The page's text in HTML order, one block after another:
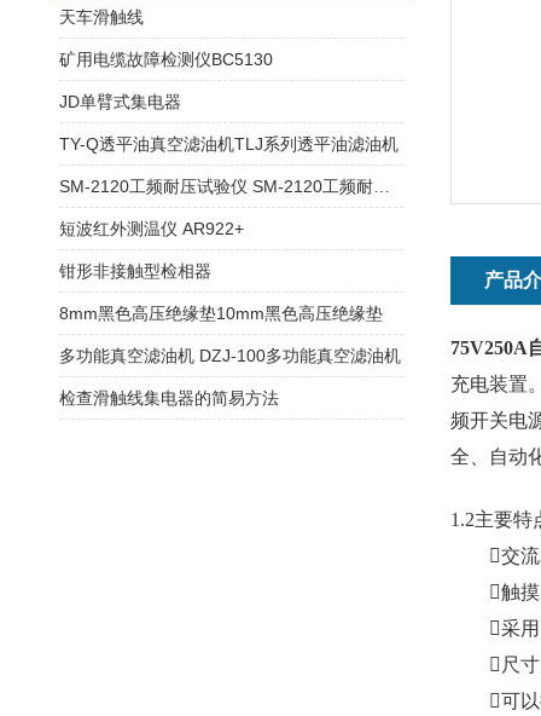
产品
75V250A
充电装置
频开关电
全、自动
1.2主要特
交流
触摸屏
采用
尺寸
可以提
天车滑触线
矿用电缆故障检测仪BC5130
JD单臂式集电器
TY-Q透平油真空滤油机TLJ系列透平油滤油机
短波红外测温仪 AR922+
钳形非接触型检相器
8mm黑色高压绝缘垫10mm黑色高压绝缘垫
多功能真空滤油机 DZJ-100多功能真空滤油机
检查滑触线集电器的简易方法